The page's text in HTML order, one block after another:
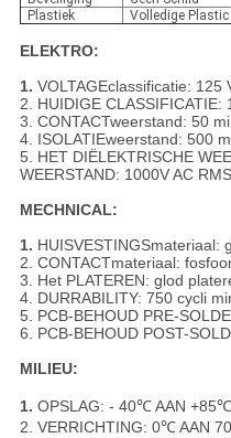
Plastiek
Volledige Plastic
ELEKTRO:
1. VOLTAGEclassificatie: 125
2. HUIDIGE CLASSIFICATIE:
3. CONTACTweerstand: 50
4. ISOLATIEweerstand: 500
5. HET DIËLEKTRISCHE
WEERSTAND: 1000V AC
MECHNICAL:
1. HUISVESTINGSmateriaal:
2. CONTACTmateriaal:
3. Het PLATEREN: glod
4. DURRABILITY: 750 cycli
5. PCB-BEHOUD PRE-
6. PCB-BEHOUD POST-
MILIEU:
1. OPSLAG: - 40℃ AAN
2. VERRICHTING: 0℃ AAN